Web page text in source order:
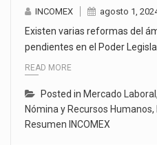
INCOMEX agosto 1,
Existen varias reformas del
pendientes en el Poder
READ MORE
Posted in Mercado Laboral,
Nómina y Recursos Humanos,
Resumen INCOMEX